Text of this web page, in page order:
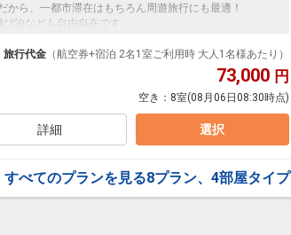
ら、一都市滞在はもちろん周遊旅行にも最適！
泊なども自由自在です。
験プランなどの追加（同時予約）が可能なプランもござ
旅行代金 （航空券+宿泊 2名1室ご利用時 大人1名様あたり）
73,000 円
空き： 8室(08月06日08:30時点)
詳細 選択
すべてのプランを見る8プラン、4部屋タイプ